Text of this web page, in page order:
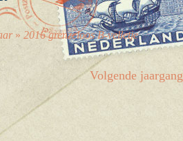
Volgende jaargang
» 2016 grenzeloos B-velletje